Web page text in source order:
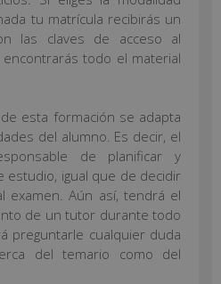
tu matrícula recibirás un
las claves de acceso al
todo el material
esta formación se adapta
del alumno. Es decir, el
de planificar y
estudio, igual que de decidir
examen. Aún así, tendrá el
de un tutor durante todo
preguntarle cualquier duda
del temario como del